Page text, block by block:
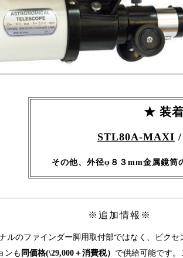
★ 装
STL80A-MAXI
その他、外径φ８３mm金属鏡筒
※追加情報※
ルのファインダー脚用取付部ではなく、ビク
ンも 同価格(\29,000＋消費税） で供給可能です